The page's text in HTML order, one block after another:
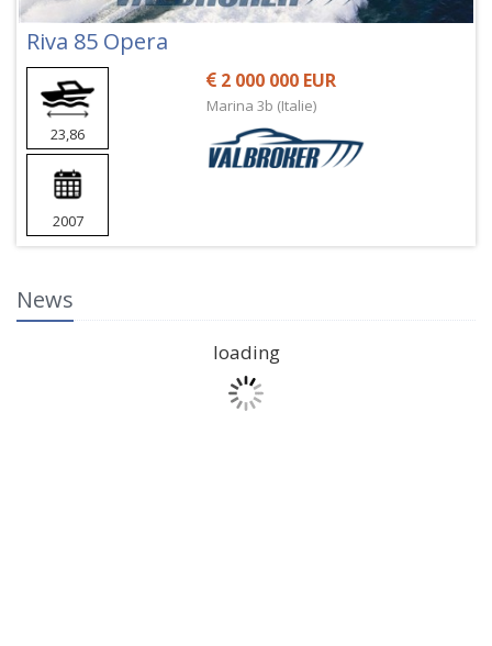
Riva 85 Opera
23,86
2007
2 000 000 EUR
Marina 3b (Italie)
News
loading